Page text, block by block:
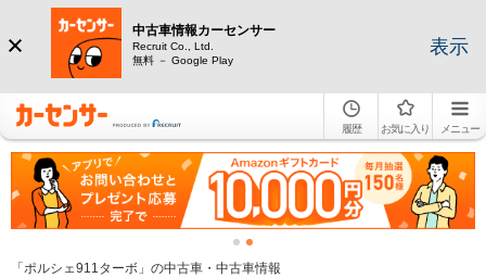
中古車情報カーセンサー
Recruit Co., Ltd.
無料 － Google Play
表示
履歴 お気に入り メニュー
「ポルシェ911ターボ」の中古車・中古車情報